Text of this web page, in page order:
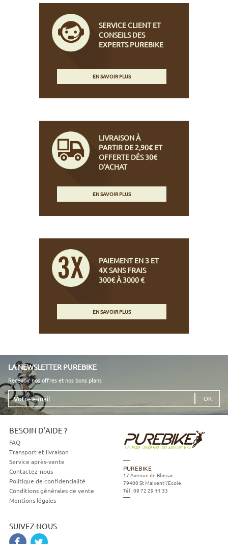
SERVICE CLIENT ET
CONSEILS DES
EXPERTS PUREBIKE
EN SAVOIR PLUS
LIVRAISON À
PARTIR DE 2,90€ ET
OFFERTE DÈS 30€
D'ACHAT
EN SAVOIR PLUS
PAIEMENT EN 3 ET
4X SANS FRAIS
300€ À 3000 €
EN SAVOIR PLUS
LA NEWSLETTER PUREBIKE
Recevoir nos offres et nos bons plans
Votre
e-
mail
BESOIN D'AIDE ?
FAQ
Transport et livraison
Service après-vente
Contactez-nous
Politique de confidentialité
Conditions générales de vente
Mentions légales
SUIVEZ-NOUS
PUREBIKE
17 Avenue de Blossac
79400 St Maixent l'Ecole
Tél :09 72 29 11 33